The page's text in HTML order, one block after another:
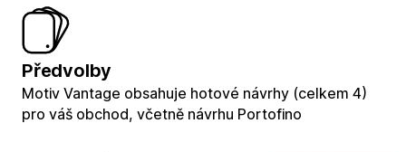
Předvolby
Motiv Vantage obsahuje hotové návrhy (celkem 4)
pro váš obchod, včetně návrhu Portofino